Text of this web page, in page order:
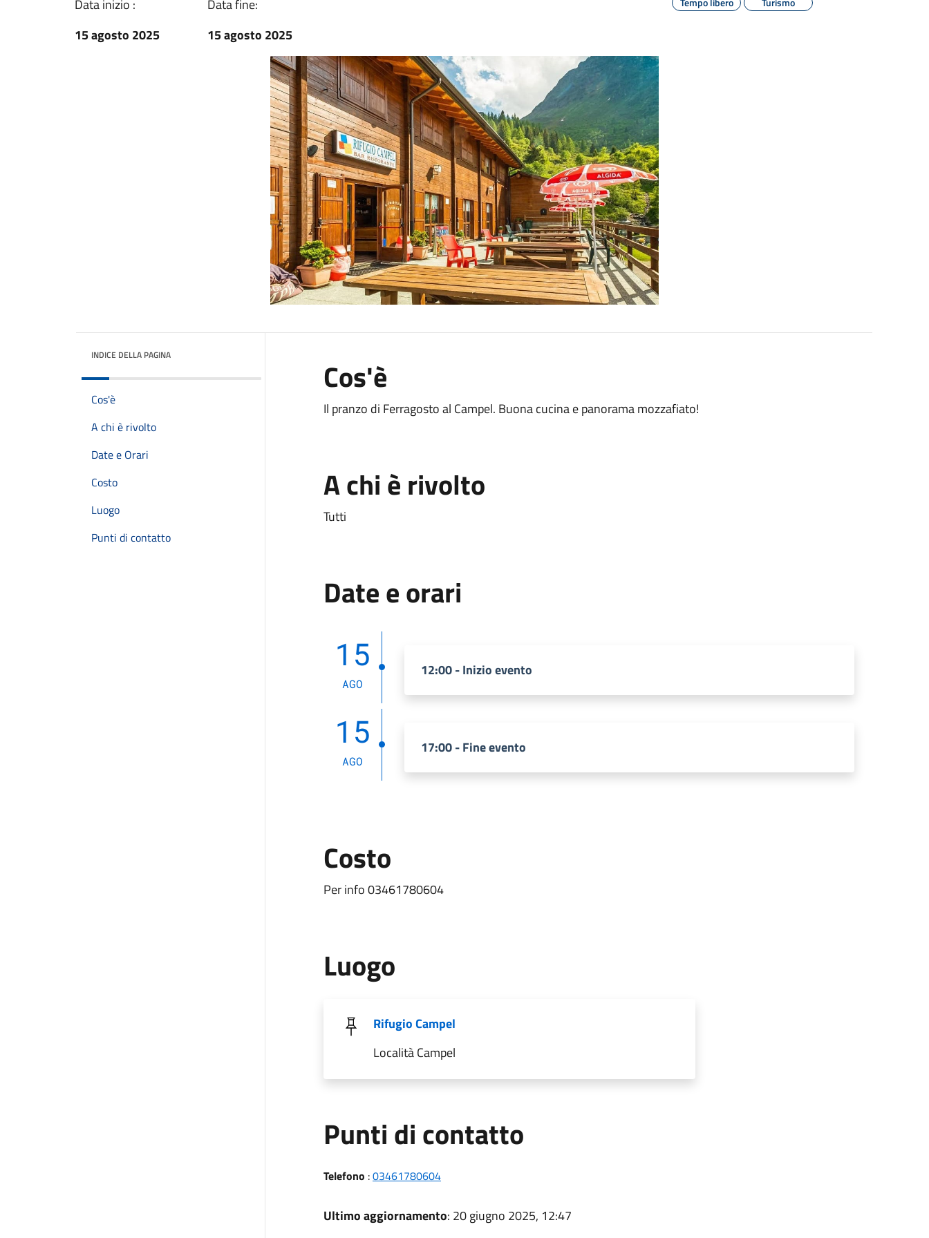
Data inizio :
15 agosto 2025
Data fine:
15 agosto 2025
INDICE DELLA PAGINA
Cos'è
A chi è rivolto
Date e Orari
Costo
Luogo
Punti di contatto
Cos'è
Il pranzo di Ferragosto al Campel. Buona cucina e panorama mozzafiato!
A chi è rivolto
Tutti
Date e orari
15
AGO
12:00 - Inizio evento
15
AGO
17:00 - Fine evento
Costo
Per info 03461780604
Luogo
Rifugio Campel
Località Campel
Punti di contatto
Telefono :03461780604
Ultimo aggiornamento: 20 giugno 2025, 12:47